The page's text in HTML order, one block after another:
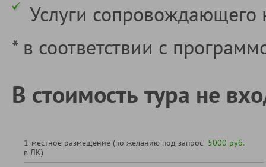
Услуги сопровождающего
* в соответствии с
В стоимость тура не
1-местное размещение (по желанию под запрос
в ЛК)
5000 руб.